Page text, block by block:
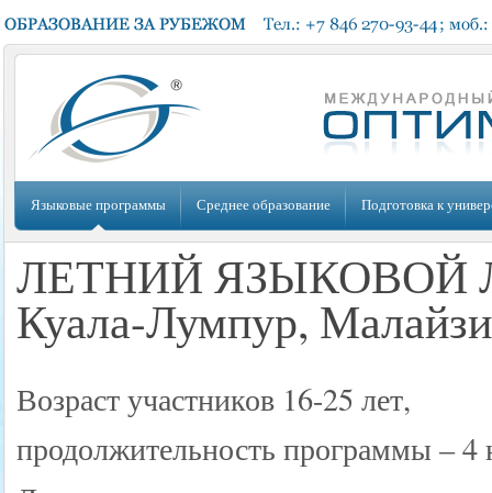
Языковые программы Среднее образование Подготовка к
ЛЕТНИЙ ЯЗЫКОВОЙ
Куала-Лумпур,
Возраст участников 16-25 лет,
продолжительность программы – 4